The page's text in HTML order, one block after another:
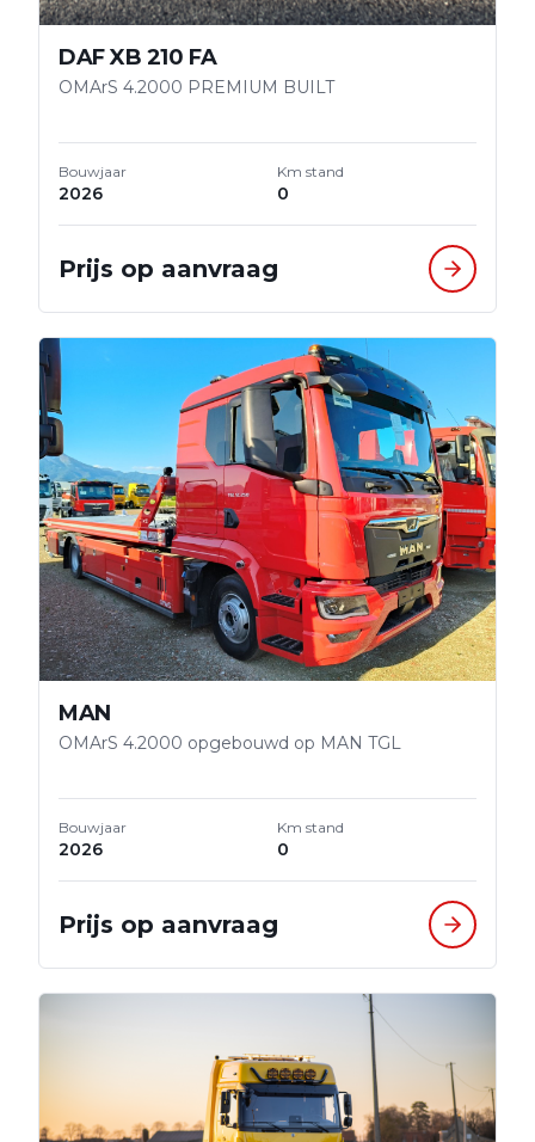
DAF XB 210 FA
OMArS 4.2000 PREMIUM BUILT
Bouwjaar
2026
Km stand
0
Prijs op aanvraag
MAN
OMArS 4.2000 opgebouwd op MAN TGL
Bouwjaar
2026
Km stand
0
Prijs op aanvraag